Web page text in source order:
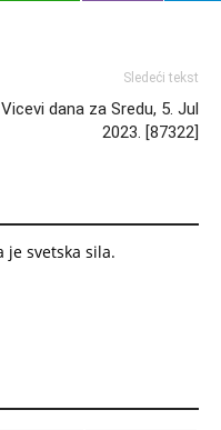
Sledeći tekst
Vicevi dana za Sredu, 5. Jul
2023. [87322]
svetska sila.